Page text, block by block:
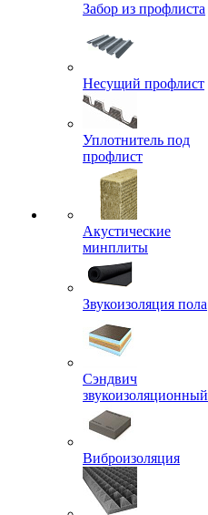
Забор из профлиста
Несущий профлист
Уплотнитель под
профлист
Акустические
минплиты
Звукоизоляция пола
Сэндвич
звукоизоляционный
Виброизоляция